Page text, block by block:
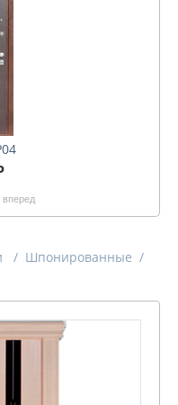
вперед
/ Шпонированные /